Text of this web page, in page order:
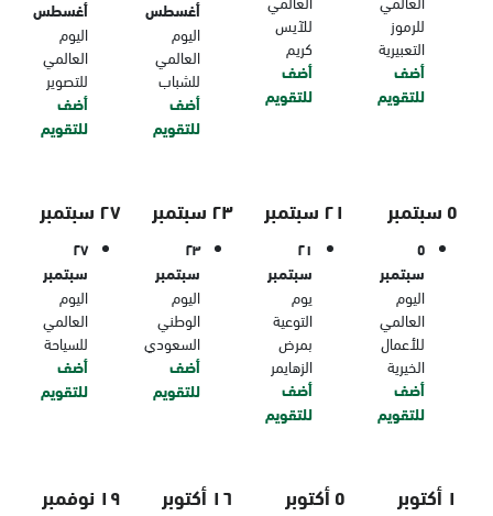
للرموز
التعبيرية
أضف
للتقويم
للآيس
كريم
أضف
للتقويم
أغسطس
اليوم
العالمي
للشباب
أضف
للتقويم
أغسطس
اليوم
العالمي
للتصوير
أضف
للتقويم
٥ سبتمبر
٥
سبتمبر
اليوم
العالمي
للأعمال
الخيرية
أضف
للتقويم
٢١ سبتمبر
٢١
سبتمبر
يوم
التوعية
بمرض
الزهايمر
أضف
للتقويم
٢٣ سبتمبر
٢٣
سبتمبر
اليوم
الوطني
السعودي
أضف
للتقويم
٢٧ سبتمبر
٢٧
سبتمبر
اليوم
العالمي
للسياحة
أضف
للتقويم
١ أكتوبر ٥ أكتوبر ١٦ أكتوبر ١٩ نوفمبر